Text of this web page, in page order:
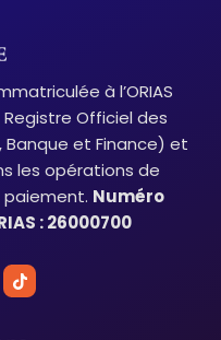
à l’ORIAS
Officiel des
Banque et Finance) et
les opérations de
Numéro
: 26000700
T
i
k